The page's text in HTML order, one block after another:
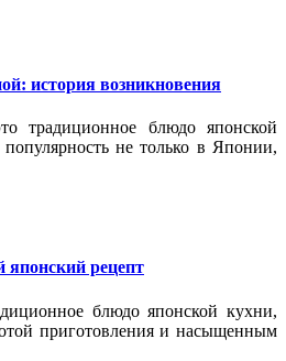
история возникновения
традиционное блюдо японской
популярность не только в Японии,
рецепт
блюдо японской кухни,
приготовления и насыщенным